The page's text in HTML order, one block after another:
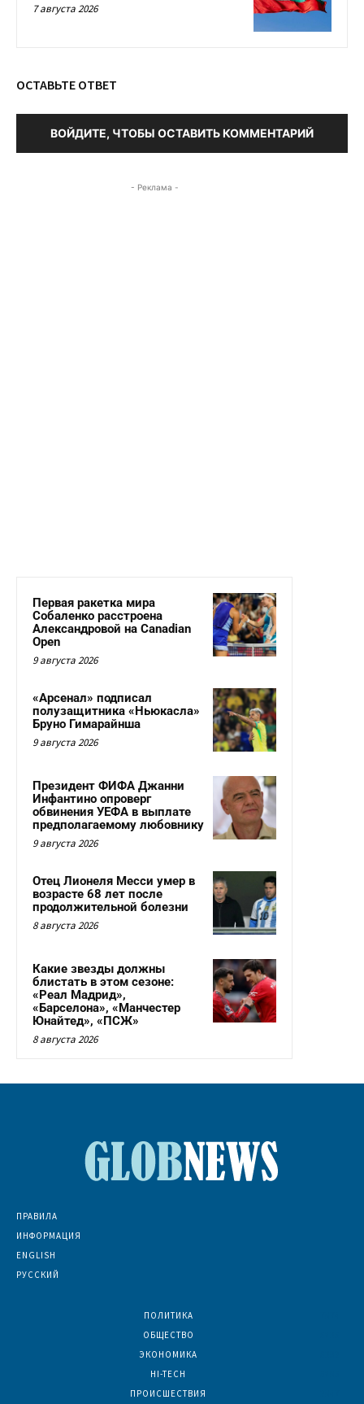
7 августа 2026
ОСТАВЬТЕ ОТВЕТ
ВОЙДИТЕ, ЧТОБЫ ОСТАВИТЬ КОММЕНТАРИЙ
- Реклама -
Первая ракетка мира
Собаленко расстроена
Александровой на Canadian
Open
9 августа 2026
«Арсенал» подписал
полузащитника «Ньюкасла»
Бруно Гимарайнша
9 августа 2026
Президент ФИФА Джанни
Инфантино опроверг
обвинения УЕФА в выплате
предполагаемому любовнику
9 августа 2026
Отец Лионеля Месси умер в
возрасте 68 лет после
продолжительной болезни
8 августа 2026
Какие звезды должны
блистать в этом сезоне:
«Реал Мадрид»,
«Барселона», «Манчестер
Юнайтед», «ПСЖ»
8 августа 2026
ПРАВИЛА
ИНФОРМАЦИЯ
ENGLISH
РУССКИЙ
ПОЛИТИКА
ОБЩЕСТВО
ЭКОНОМИКА
HI-TECH
ПРОИСШЕСТВИЯ